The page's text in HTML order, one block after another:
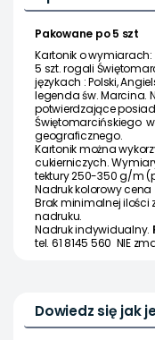
Pakowane po 5 szt
Kartonik o wymiarach:
5 szt. rogali
językach : Polski,
legenda św. Marcina.
potwierdzające
Świętomarcińskiego
geograficznego.
Kartonik można
cukierniczych.
tektury 250-350 g/m
Nadruk kolorowycena
Brak minimalnej ilości
nadruku.
Nadruk indywidualny.
tel. 61 8145 560 NIE
Dowiedz się jak